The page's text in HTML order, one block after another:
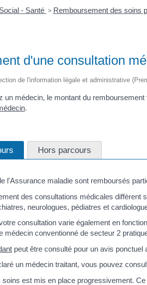
Social - Santé > Remboursement des soins
d'une consultation
de l'information légale et administrative
un médecin, le montant du
.
Hors parcours
l'Assurance maladie sont remboursés
des consultations médicales
neurologues, pédiatres et
consultation varie également en
médecin conventionné de secteur 2
peut être consulté pour un avis
un médecin traitant, vous pouvez
est mis en place progressivement.